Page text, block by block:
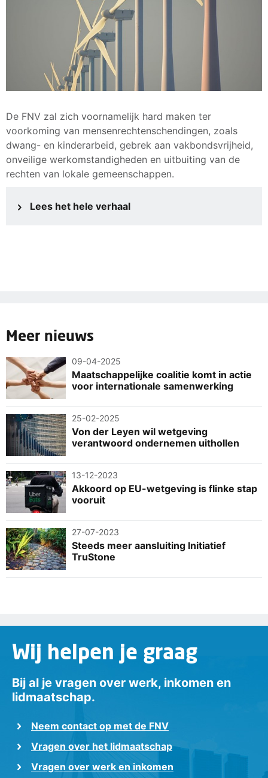
De FNV zal zich voornamelijk hard maken ter
voorkoming van mensenrechtenschendingen, zoals
dwang- en kinderarbeid, gebrek aan vakbondsvrijheid,
onveilige werkomstandigheden en uitbuiting van de
rechten van lokale gemeenschappen.
Lees het hele verhaal
Meer nieuws
09-04-2025
Maatschappelijke coalitie komt in actie
voor internationale samenwerking
25-02-2025
Von der Leyen wil wetgeving
verantwoord ondernemen uithollen
13-12-2023
Akkoord op EU-wetgeving is flinke stap
vooruit
27-07-2023
Steeds meer aansluiting Initiatief
TruStone
Wij helpen je graag
Bij al je vragen over werk, inkomen en
lidmaatschap.
Neem contact op met de FNV
Vragen over het lidmaatschap
Vragen over werk en inkomen